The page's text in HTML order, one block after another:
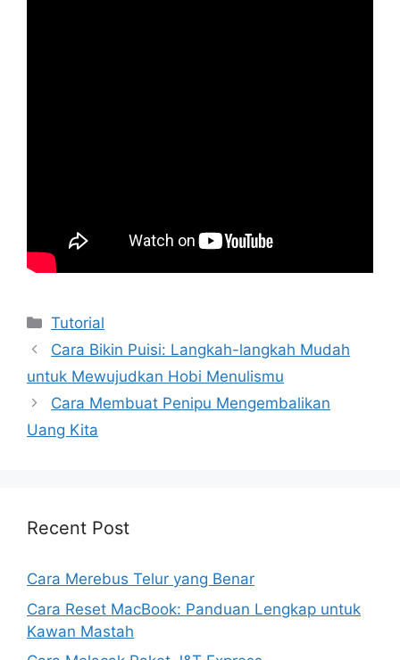
Kategori
Tutorial
Cara Bikin Puisi: Langkah-langkah Mudah
untuk Mewujudkan Hobi Menulismu
Cara Membuat Penipu Mengembalikan
Uang Kita
Recent Post
Cara Merebus Telur yang Benar
Cara Reset MacBook: Panduan Lengkap untuk
Kawan Mastah